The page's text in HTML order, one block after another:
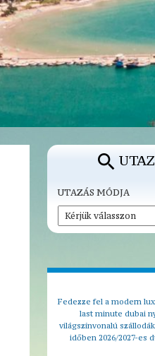
UTAZÁS MÓDJA
Fedezze fel a modern
last minute dubai
világszínvonalú
időben 2026/2027-es